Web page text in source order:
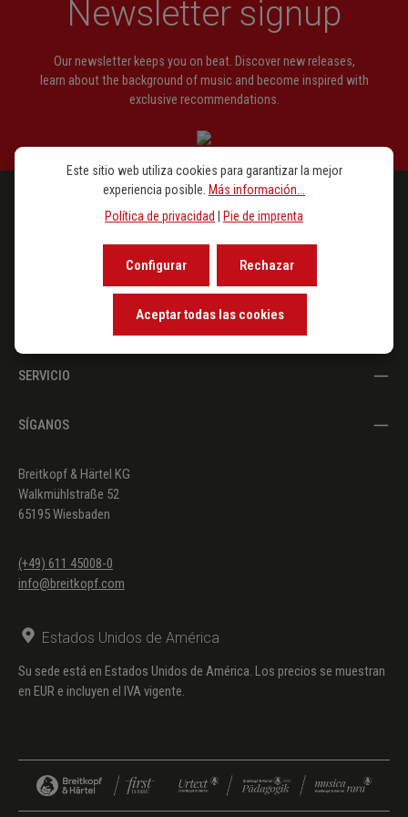
Newsletter signup
Our newsletter keeps you on beat. Discover new releases,
learn about the background of music and become inspired with
exclusive recommendations.
SERVICIO
SÍGANOS
Breitkopf & Härtel KG
Walkmühlstraße 52
65195 Wiesbaden
(+49) 611 45008-0
info@breitkopf.com
Estados Unidos de América
Su sede está en Estados Unidos de América. Los precios se muestran
en EUR e incluyen el IVA vigente.
Este sitio web utiliza cookies para garantizar la mejor
experiencia posible. Más información...
Política de privacidad
Pie de imprenta
Rechazar
Configurar
Aceptar todas las cookies